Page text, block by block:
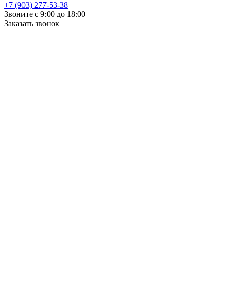
+7 (903) 277-53-38
Звоните с 9:00 до 18:00
Заказать звонок